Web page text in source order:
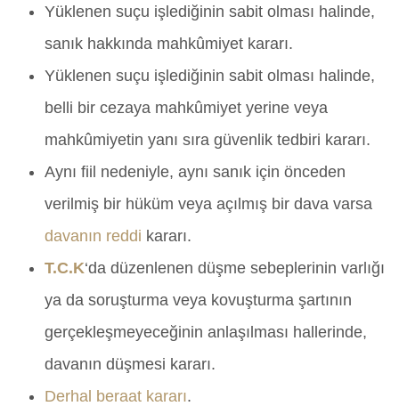
Yüklenen suçu işlediğinin sabit olması halinde,
sanık hakkında mahkûmiyet kararı.
Yüklenen suçu işlediğinin sabit olması halinde,
belli bir cezaya mahkûmiyet yerine veya
mahkûmiyetin yanı sıra güvenlik tedbiri kararı.
Aynı fiil nedeniyle, aynı sanık için önceden
verilmiş bir hüküm veya açılmış bir dava varsa
davanın reddi kararı.
T.C.K‘da düzenlenen düşme sebeplerinin varlığı
ya da soruşturma veya kovuşturma şartının
gerçekleşmeyeceğinin anlaşılması hallerinde,
davanın düşmesi kararı.
Derhal beraat kararı.